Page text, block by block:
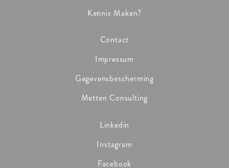
Kennis Maken?
Contact
Impressum
Gegevensbescherming
Metten Consulting
Linkedin
Instagram
Facebook